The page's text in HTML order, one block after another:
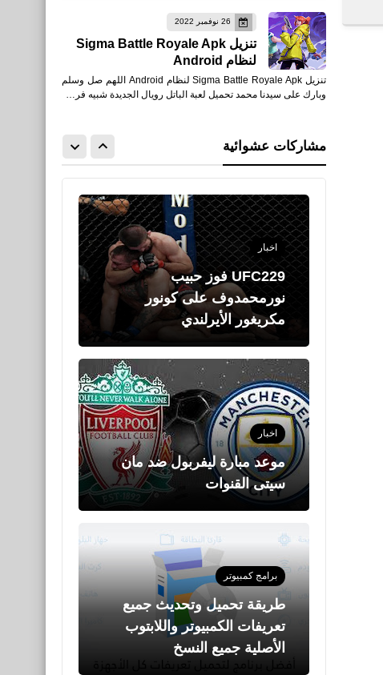
26 نوفمبر 2022
تنزيل Sigma Battle Royale Apk
لنظام Android
تنزيل Sigma Battle Royale Apk لنظام Android اللهم صل وسلم
وبارك على سيدنا محمد تحميل لعبة الباتل رويال الجديدة شبيه فر…
مشاركات عشوائية
كلمات سر للعبه كونتر سترايك
1.6 Counter Strike
اخبار
UFC229 فوز حبيب
نورمحمدوف على كونور
مكريغور الأيرلندي
اخبار
موعد مبارة ليفربول ضد مان
سيتى القنوات
برامج كمبيوتر
طريقة تحميل وتحديث جميع
تعريفات الكمبيوتر واللابتوب
الأصلية جميع النسخ